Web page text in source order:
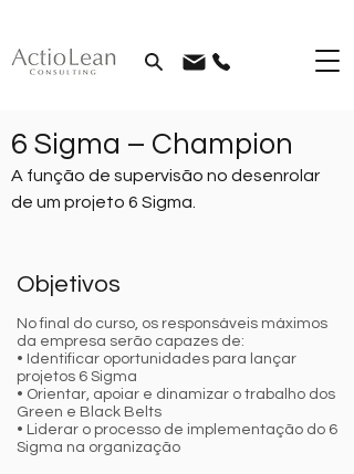
6 Sigma – Champion
A função de supervisão no desenrolar
de um projeto 6 Sigma.
Objetivos
No final do curso, os responsáveis máximos
da empresa serão capazes de:
• Identificar oportunidades para lançar
projetos 6 Sigma
• Orientar, apoiar e dinamizar o trabalho dos
Green e Black Belts
• Liderar o processo de implementação do 6
Sigma na organização